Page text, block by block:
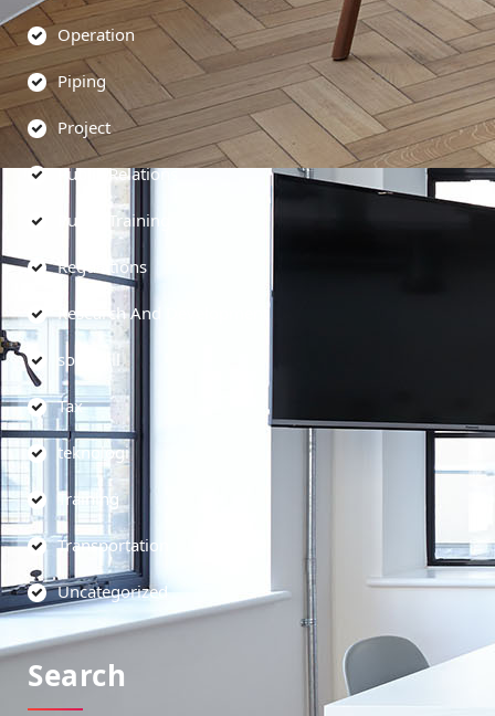
Operation
Piping
Project
Public Relations
Public Training
Regulations
Research And Development
soft skill
Tax
teknologi
Training
Transportation
Uncategorized
Search